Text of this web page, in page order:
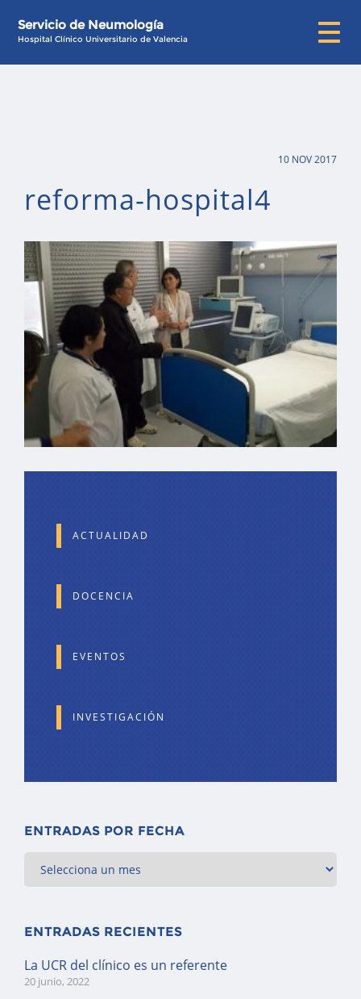
Servicio de Neumología
Hospital Clínico Universitario de Valencia
10 NOV 2017
reforma-hospital4
ACTUALIDAD
DOCENCIA
EVENTOS
INVESTIGACIÓN
ENTRADAS POR FECHA
ENTRADAS RECIENTES
La UCR del clínico es un referente
20 junio, 2022